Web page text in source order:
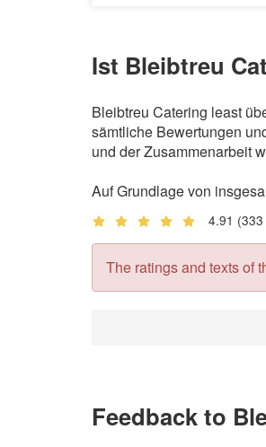
Ist Bleibtreu
Bleibtreu Catering least
sämtliche Bewertungen
und der Zusammenarbeit
Auf Grundlage von
4.91
The ratings and texts of
Feedback to